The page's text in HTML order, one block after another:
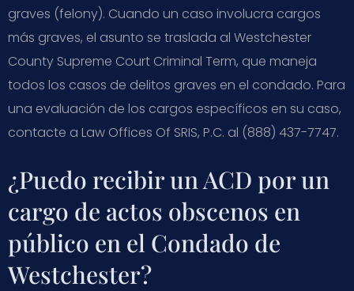
graves (felony). Cuando un caso involucra cargos
más graves, el asunto se traslada al Westchester
County Supreme Court Criminal Term, que maneja
todos los casos de delitos graves en el condado. Para
una evaluación de los cargos específicos en su caso,
contacte a Law Offices Of SRIS, P.C. al (888) 437-7747.
¿Puedo recibir un ACD por un
cargo de actos obscenos en
público en el Condado de
Westchester?